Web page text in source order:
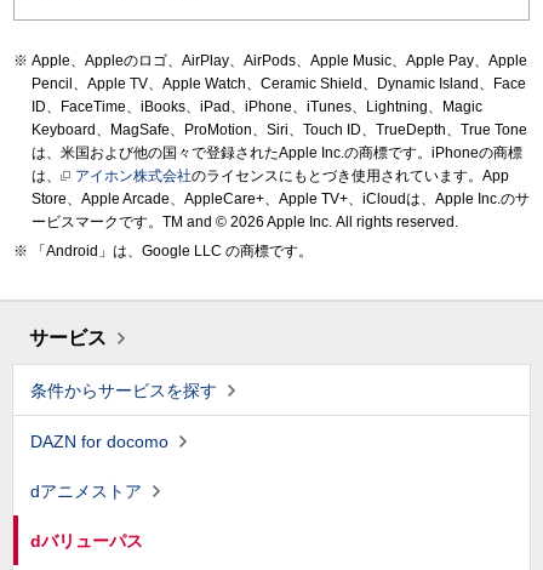
Apple、Appleのロゴ、AirPlay、AirPods、Apple Music、Apple Pay、Apple
Pencil、Apple TV、Apple Watch、Ceramic Shield、Dynamic Island、Face
ID、FaceTime、iBooks、iPad、iPhone、iTunes、Lightning、Magic
Keyboard、MagSafe、ProMotion、Siri、Touch ID、TrueDepth、True Tone
は、米国および他の国々で登録されたApple Inc.の商標です。iPhoneの商標
は、
アイホン株式会社のライセンスにもとづき使用されています。App
Store、Apple Arcade、AppleCare+、Apple TV+、iCloudは、Apple Inc.のサ
ービスマークです。TM and © 2026 Apple Inc. All rights reserved.
「Android」は、Google LLC の商標です。
サービス
条件からサービスを探す
DAZN for docomo
dアニメストア
dバリューパス